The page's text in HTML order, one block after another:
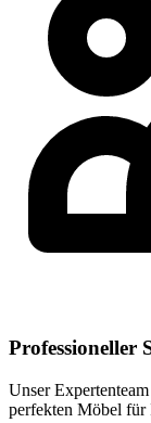
Professioneller
Unser
perfekten Möbel für